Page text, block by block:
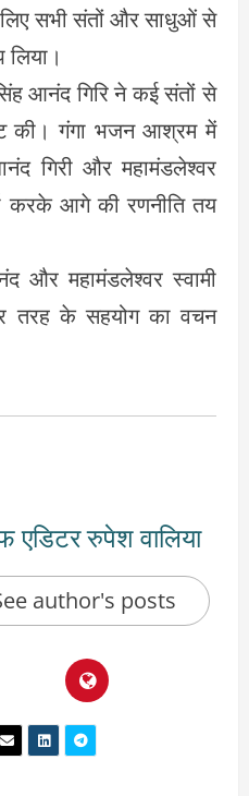
सभी संतों और साधुओं से
आनंद गिरि ने कई संतों से
गंगा भजन आश्रम में
गिरी और महामंडलेश्वर
करके आगे की रणनीति तय
और महामंडलेश्वर स्वामी
तरह के सहयोग का वचन
एडिटर रुपेश वालिया
author's posts